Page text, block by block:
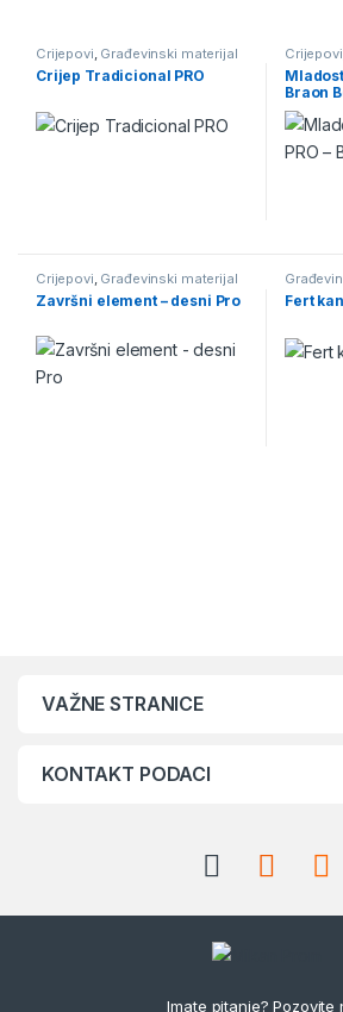
Crijepovi Građevinski materijal
Crijep Tradicional PRO
Crijepovi
Braon
Crijepovi, Građevinski materijal
Završni element – desni Pro Fert
VAŽNE STRANICE
KONTAKT PODACI
Imate pitanje? Pozovite